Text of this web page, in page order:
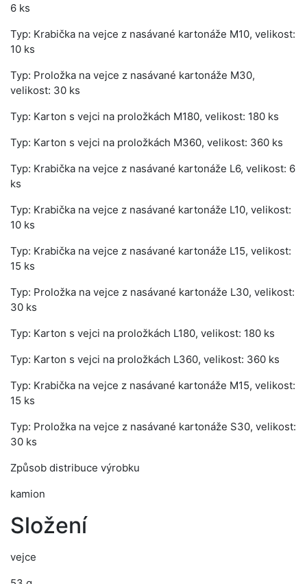
6 ks
Typ: Krabička na vejce z nasávané kartonáže M10, velikost:
10 ks
Typ: Proložka na vejce z nasávané kartonáže M30,
velikost: 30 ks
Typ: Karton s vejci na proložkách M180, velikost: 180 ks
Typ: Karton s vejci na proložkách M360, velikost: 360 ks
Typ: Krabička na vejce z nasávané kartonáže L6, velikost: 6
ks
Typ: Krabička na vejce z nasávané kartonáže L10, velikost:
10 ks
Typ: Krabička na vejce z nasávané kartonáže L15, velikost:
15 ks
Typ: Proložka na vejce z nasávané kartonáže L30, velikost:
30 ks
Typ: Karton s vejci na proložkách L180, velikost: 180 ks
Typ: Karton s vejci na proložkách L360, velikost: 360 ks
Typ: Krabička na vejce z nasávané kartonáže M15, velikost:
15 ks
Typ: Proložka na vejce z nasávané kartonáže S30, velikost:
30 ks
Způsob distribuce výrobku
kamion
Složení
vejce